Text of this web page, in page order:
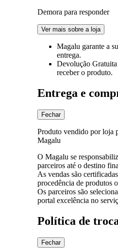
Demora para responder
Ver mais sobre a loja
Magalu garante a
entrega.
Devolução Gratuita
receber o produto.
Entrega e
Fechar
Produto vendido por loja
Magalu
O Magalu se
parceiros até o destino
As vendas são
procedência de produtos
Os parceiros são
portal excelência no
Política de
Fechar